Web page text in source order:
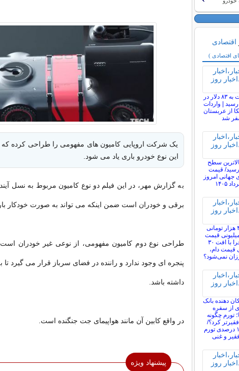
یک شرکت اروپایی کامیون های مفهومی را طراحی کرده که
این نوع خودرو باری یاد می شود.
به گزارش مهر، در این فیلم دو نوع کامیون مربوط به نسل
برقی و خودران است ضمن اینکه می تواند به صورت خودکار
طراحی نوع دوم کامیون مفهومی، از نوعی غیر خودران
پنجره ای وجود ندارد و راننده در فضای سرباز قرار می گیرد
داشته باشد.
در واقع کابین آن مانند هواپیمای جت جنگنده است.
پیشنهاد ویژه
اقتصادی
اقتصادی )
قیمت نفت به ۸۳ دلار در
| واردات
از عربستان
شد
سطح
قیمت
جهانی امروز
گوشت ۴ هزار تومانی
میلیونی قیمت
خورد/ چرا با افت ۳۰
قیمت دام،
نمی‌شود؟
دهنده بانک
از سفره
تورم چگونه
کرد؟/
شکاف ۱۵ درصدی تورم
و غنی